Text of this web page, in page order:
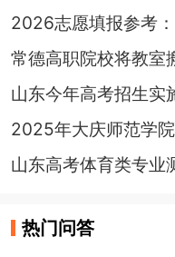
常德高职院校将教室
山东今年高考招生实
2025年大庆师范学
山东高考体育类专业
热门问答